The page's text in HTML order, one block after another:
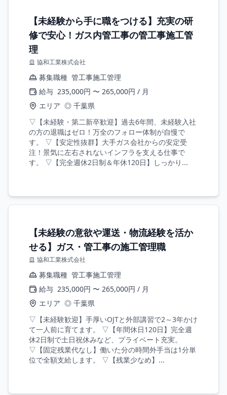
【未経験から手に職をつける】充実の研
修で安心！ガス内管工事の管工事施工管
理
協和工業株式会社
募集職種 管工事施工管理
給与 235,000円 〜 265,000円 / 月
エリア ◎ 千葉県
▽【未経験・第二新卒歓迎】過去6年間、未経験入社
の方の退職はゼロ！万全のフォロー体制が自慢で
す。 ▽【安定性抜群】大手ガス会社からの安定受
注！景気に左右されないインフラを支える仕事で
す。 ▽【完全週休2日制＆年休120日】しっかり...
【未経験の意欲や運送・物流経験を活か
せる】ガス・管工事の施工管理職
協和工業株式会社
募集職種 管工事施工管理
給与 235,000円 〜 265,000円 / 月
エリア ◎ 千葉県
▽【未経験歓迎】手厚いOJTと外部講習で2～3年かけ
て一人前に育てます。 ▽【年間休日120日】完全週
休2日制で土日祝休みなど、プライベート充実。
▽【固定残業代なし】働いた分の時間外手当は1分単
位で全額支給します。 ▽【残業少なめ】...